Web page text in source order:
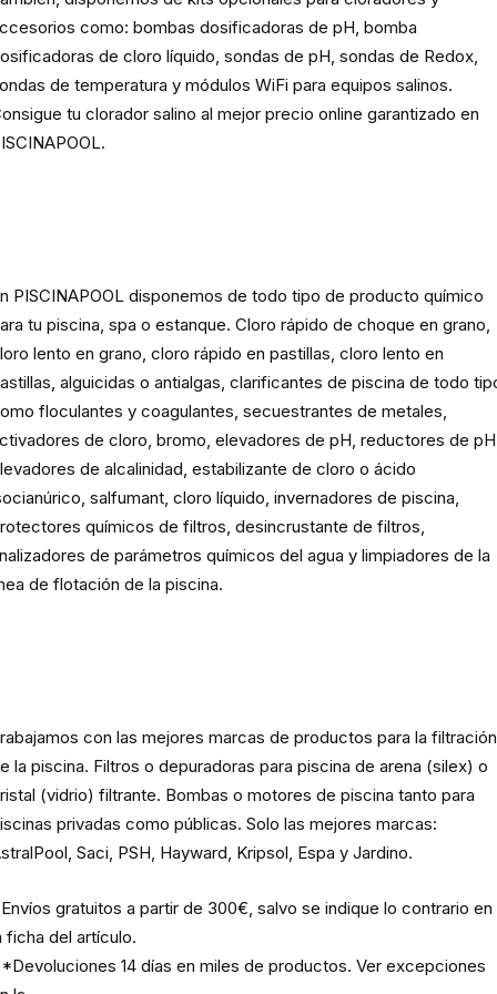
como: bombas dosificadoras de pH, bomba
de cloro líquido, sondas de pH, sondas de Redox,
de temperatura y módulos WiFi para equipos salinos.
tu clorador salino al mejor precio online garantizado en
PISCINAPOOL disponemos de todo tipo de producto químico
tu piscina, spa o estanque. Cloro rápido de choque en grano,
lento en grano, cloro rápido en pastillas, cloro lento en
alguicidas o antialgas, clarificantes de piscina de todo
floculantes y coagulantes, secuestrantes de metales,
de cloro, bromo, elevadores de pH, reductores de
de alcalinidad, estabilizante de cloro o ácido
salfumant, cloro líquido, invernadores de piscina,
químicos de filtros, desincrustante de filtros,
de parámetros químicos del agua y limpiadores de la
de flotación de la piscina.
con las mejores marcas de productos para la filtración
la piscina. Filtros o depuradoras para piscina de arena (silex) o
(vidrio) filtrante. Bombas o motores de piscina tanto para
privadas como públicas. Solo las mejores marcas:
Saci, PSH, Hayward, Kripsol, Espa y Jardino.
gratuitos a partir de 300€, salvo se indique lo contrario en
ficha del artículo.
14 días en miles de productos. Ver excepciones